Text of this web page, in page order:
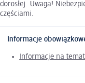
dorosłej. Uwaga!
częściami.
Informacje
Informacje na